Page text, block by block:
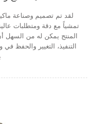
لقد تم تصميم وصناعة
تمشياً مع دقة ومتطلبات
المنتج يمكن له من السهل
التنفيذ، التغيير